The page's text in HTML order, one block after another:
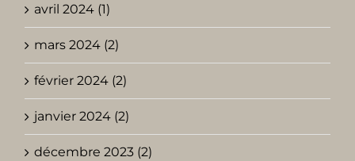
avril 2024 (1)
mars 2024 (2)
février 2024 (2)
janvier 2024 (2)
décembre 2023 (2)